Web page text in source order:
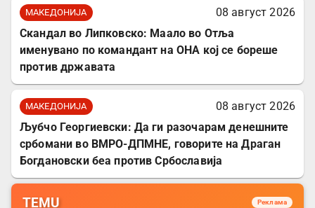
МАКЕДОНИЈА
08 август 2026
Скандал во Липковско: Маало во Отља
именувано по командант на ОНА кој се бореше
против државата
МАКЕДОНИЈА
08 август 2026
Љубчо Георгиевски: Да ги разочарам денешните
србомани во ВМРО-ДПМНЕ, говорите на Драган
Богдановски беа против Србославија
TEMU Реклама